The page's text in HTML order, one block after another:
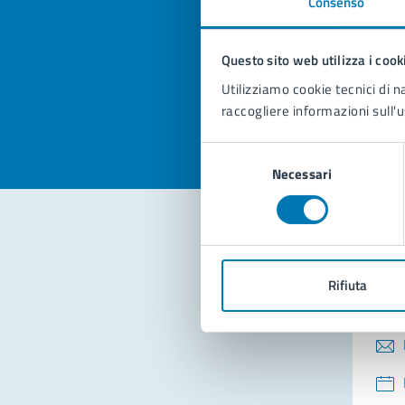
Questo sito web utilizza i
Utilizziamo cookie tecnici di
raccogliere informazioni
consenso
Necessari
Rifiuta